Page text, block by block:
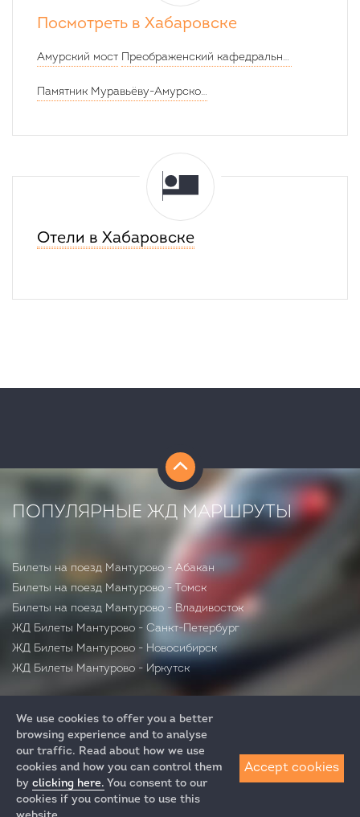
Посмотреть в Хабаровске
Амурский мост Преображенский кафедральный собор в Хабаровске
Памятник Муравьёву-Амурскому
Отели в Хабаровске
ПОПУЛЯРНЫЕ ЖД МАРШРУТЫ
Билеты на поезд Мантурово - Абакан
Билеты на поезд Мантурово - Томск
Билеты на поезд Мантурово - Владивосток
ЖД Билеты Мантурово - Санкт-Петербург
ЖД Билеты Мантурово - Новосибирск
ЖД Билеты Мантурово - Иркутск
+7 (812) 313-64-52
We use cookies to offer you a better
browsing experience and to analyse
our traffic. Read about how we use
cookies and how you can control them
by clicking here. You consent to our
cookies if you continue to use this
Accept cookies